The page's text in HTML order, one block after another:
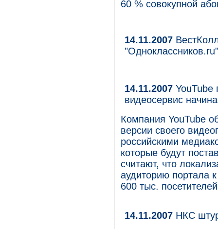
60 % совокупной
14.11.2007
"Одноклассников.ru"
14.11.2007 YouTube
видеосервис
Компания YouTube
версии своего
российскими
которые будут
считают, что
аудиторию портала
600 тыс.
14.11.2007 НКС